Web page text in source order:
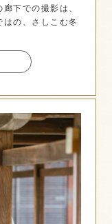
下での撮影は、
はの、さしこむ冬